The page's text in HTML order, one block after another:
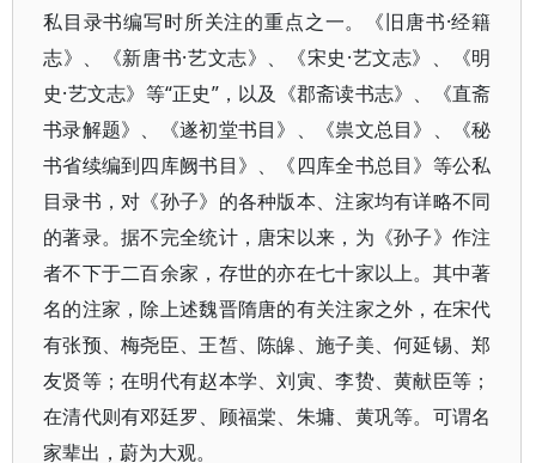
私目录书编写时所关注的重点之一。《旧唐书·经籍
志》、《新唐书·艺文志》、《宋史·艺文志》、《明
史·艺文志》等“正史”，以及《郡斋读书志》、《直斋
书录解题》、《遂初堂书目》、《祟文总目》、《秘
书省续编到四库阙书目》、《四库全书总目》等公私
目录书，对《孙子》的各种版本、注家均有详略不同
的著录。据不完全统计，唐宋以来，为《孙子》作注
者不下于二百余家，存世的亦在七十家以上。其中著
名的注家，除上述魏晋隋唐的有关注家之外，在宋代
有张预、梅尧臣、王皙、陈皞、施子美、何延锡、郑
友贤等；在明代有赵本学、刘寅、李贽、黄献臣等；
在清代则有邓廷罗、顾福棠、朱墉、黄巩等。可谓名
家辈出，蔚为大观。